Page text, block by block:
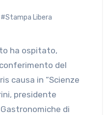
#Stampa Libera
del
causa in “Scienze
presidente
di